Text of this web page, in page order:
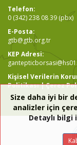
Telefon:
0 (342) 238 08 39 (pbx)
E-Posta:
gtb@gtb.org.tr
KEP Adresi:
Kişisel Verilerin
Politikası|Çerez
Size daha iyi bir
analizler için
Detaylı bilgi